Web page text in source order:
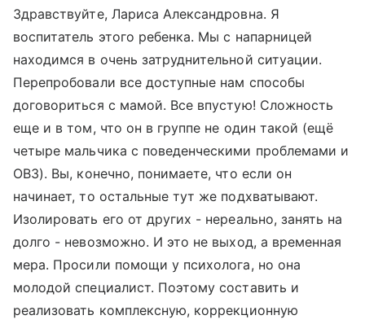
Здравствуйте, Лариса Александровна. Я
воспитатель этого ребенка. Мы с напарницей
находимся в очень затруднительной ситуации.
Перепробовали все доступные нам способы
договориться с мамой. Все впустую! Сложность
еще и в том, что он в группе не один такой (ещё
четыре мальчика с поведенческими проблемами и
ОВЗ). Вы, конечно, понимаете, что если он
начинает, то остальные тут же подхватывают.
Изолировать его от других - нереально, занять на
долго - невозможно. И это не выход, а временная
мера. Просили помощи у психолога, но она
молодой специалист. Поэтому составить и
реализовать комплексную, коррекционную